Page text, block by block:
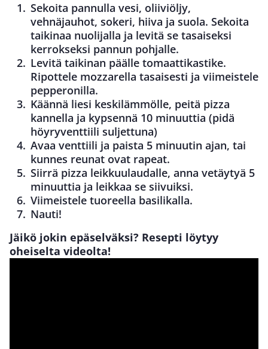
Sekoita pannulla vesi, oliiviöljy,
vehnäjauhot, sokeri, hiiva ja suola. Sekoita
taikinaa nuolijalla ja levitä se tasaiseksi
kerrokseksi pannun pohjalle.
Levitä taikinan päälle tomaattikastike.
Ripottele mozzarella tasaisesti ja viimeistele
pepperonilla.
Käännä liesi keskilämmölle, peitä pizza
kannella ja kypsennä 10 minuuttia (pidä
höyryventtiili suljettuna)
Avaa venttiili ja paista 5 minuutin ajan, tai
kunnes reunat ovat rapeat.
Siirrä pizza leikkuulaudalle, anna vetäytyä 5
minuuttia ja leikkaa se siivuiksi.
Viimeistele tuoreella basilikalla.
Nauti!
Jäikö jokin epäselväksi? Resepti löytyy
oheiselta videolta!